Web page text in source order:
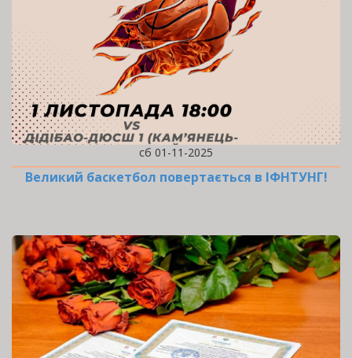
сб 01-11-2025
Великий баскетбол повертається в ІФНТУНГ!